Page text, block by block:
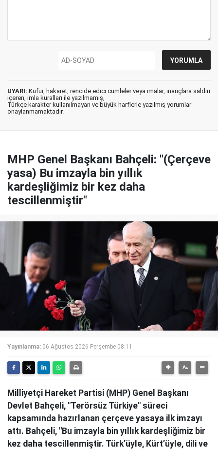
UYARI: Küfür, hakaret, rencide edici cümleler veya imalar, inançlara saldırı
içeren, imla kuralları ile yazılmamış,
Türkçe karakter kullanılmayan ve büyük harflerle yazılmış yorumlar
onaylanmamaktadır.
MHP Genel Başkanı Bahçeli: "(Çerçeve
yasa) Bu imzayla bin yıllık
kardeşliğimiz bir kez daha
tescillenmiştir"
Yayınlanma: 06 Ağustos 2026 Perşembe 08:11
Milliyetçi Hareket Partisi (MHP) Genel Başkanı
Devlet Bahçeli, "Terörsüz Türkiye" süreci
kapsamında hazırlanan çerçeve yasaya ilk imzayı
attı. Bahçeli, "Bu imzayla bin yıllık kardeşliğimiz bir
kez daha tescillenmiştir. Türk’üyle, Kürt’üyle, dili ve